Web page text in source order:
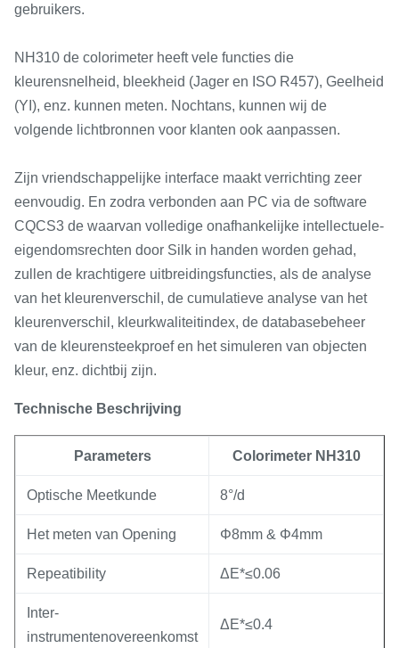
gebruikers.
NH310 de colorimeter heeft vele functies die
kleurensnelheid, bleekheid (Jager en ISO R457), Geelheid
(YI), enz. kunnen meten. Nochtans, kunnen wij de
volgende lichtbronnen voor klanten ook aanpassen.
Zijn vriendschappelijke interface maakt verrichting zeer
eenvoudig. En zodra verbonden aan PC via de software
CQCS3 de waarvan volledige onafhankelijke intellectuele-
eigendomsrechten door Silk in handen worden gehad,
zullen de krachtigere uitbreidingsfuncties, als de analyse
van het kleurenverschil, de cumulatieve analyse van het
kleurenverschil, kleurkwaliteitindex, de databasebeheer
van de kleurensteekproef en het simuleren van objecten
kleur, enz. dichtbij zijn.
Technische Beschrijving
Parameters Colorimeter NH310
Optische Meetkunde 8°/d
Het meten van Opening Φ8mm & Φ4mm
Repeatibility ΔE*≤0.06
Inter-
instrumentenovereenkomst
ΔE*≤0.4